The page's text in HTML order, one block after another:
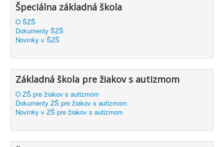
Špeciálna základná škola
O ŠZŠ
Dokumenty ŠZŠ
Novinky v ŠZŠ
Základná škola pre žiakov s autizmom
O ZŠ pre žiakov s autizmom
Dokumenty ZŠ pre žiakov s autizmom
Novinky v ZŠ pre žiakov s autizmom